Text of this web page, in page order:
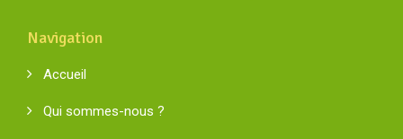
Navigation
Accueil
Qui sommes-nous ?